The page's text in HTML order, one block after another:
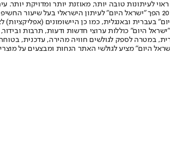
לעיתונות טובה יותר, מאוזנת יותר ומדויקת יותר.
תשלום. המהדורה המודפסת הראשונה פורסמה ב-30 ביולי 2007, וב-2010 הפך
היום" כוללות ערוצי חדשות ודעות, תרבות
במטרה לספק לגולשים חוויה מהירה, עדכנית,
היום" מציע לגולשי האתר הנחות ומבצעים על